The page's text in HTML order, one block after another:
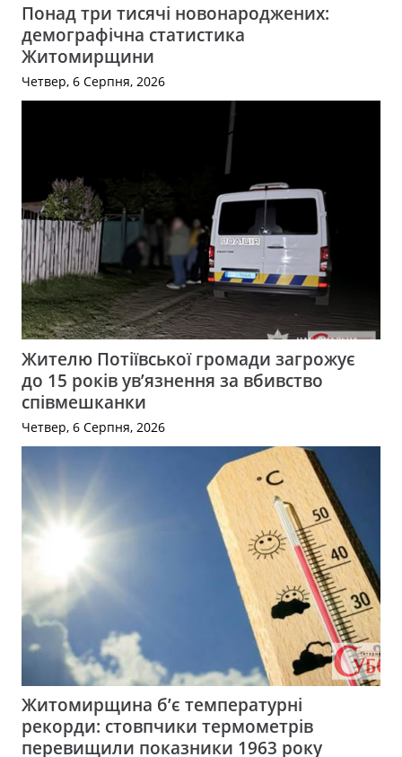
Понад три тисячі новонароджених:
демографічна статистика
Житомирщини
Четвер, 6 Серпня, 2026
Жителю Потіївської громади загрожує
до 15 років ув’язнення за вбивство
співмешканки
Четвер, 6 Серпня, 2026
Житомирщина б’є температурні
рекорди: стовпчики термометрів
перевищили показники 1963 року